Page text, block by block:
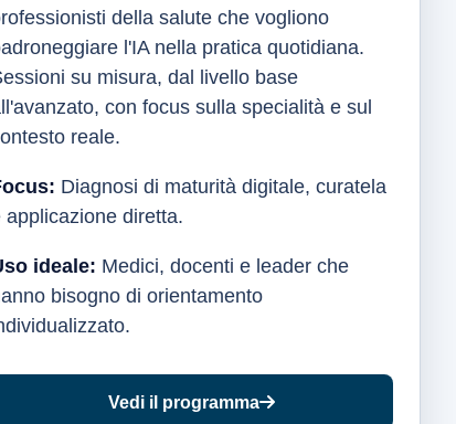
della salute che vogliono
l'IA nella pratica quotidiana.
su misura, dal livello base
con focus sulla specialità e sul
reale.
Diagnosi di maturità digitale, curatela
applicazione diretta.
ideale: Medici, docenti e leader che
bisogno di orientamento
Vedi il programma